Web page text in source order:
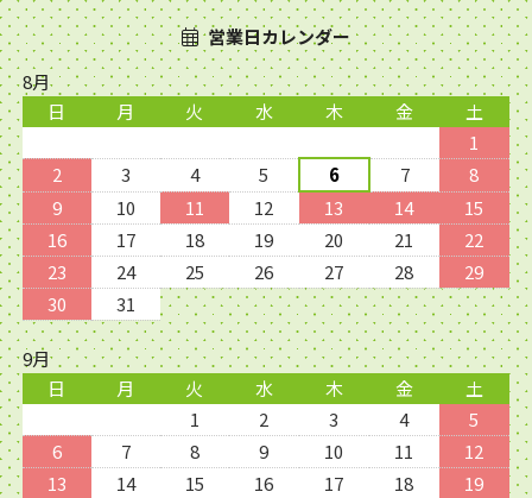
営業日カレンダー
8月
日
月 火 水 木 金
土
1
2
3 4 5 6 7
8
9
10 11 12 13 14
15
16
17 18 19 20 21
22
23
24 25 26 27 28
29
30
31
9月
日
月 火 水 木 金
土
1
2 3 4
5
6
7 8 9 10 11
12
13
14 15 16 17 18
19